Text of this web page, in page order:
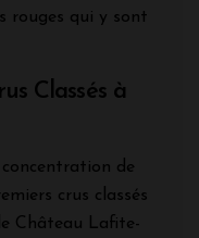
rouges qui y sont
Classés à
de
crus classés
Château Lafite-